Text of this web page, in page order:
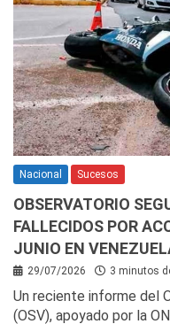
Nacional Sucesos
OBSERVATORIO
FALLECIDOS POR
JUNIO EN
29/07/2026 3 minutos
Un reciente informe del
(OSV), apoyado por la